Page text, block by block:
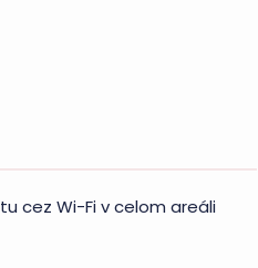
cez Wi-Fi v celom areáli